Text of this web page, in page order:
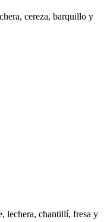
cereza, barquillo y
lechera, chantillí, fresa y